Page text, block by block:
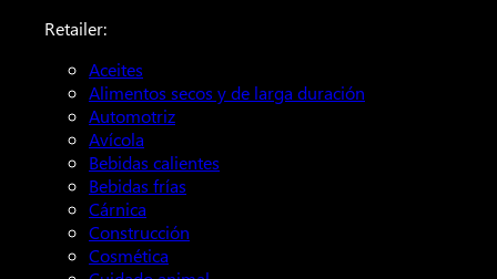
Retailer:
Aceites
Alimentos secos y de larga duración
Automotriz
Avícola
Bebidas calientes
Bebidas frías
Cárnica
Construcción
Cosmética